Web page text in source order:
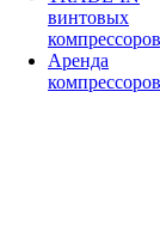
винтовых
компрессоров
Аренда
компрессоров